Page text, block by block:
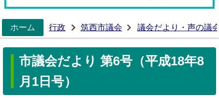
ホーム
行政 筑西市議会 議会だより・声の議
市議会だより 第6号（平成18年8
月1日号）